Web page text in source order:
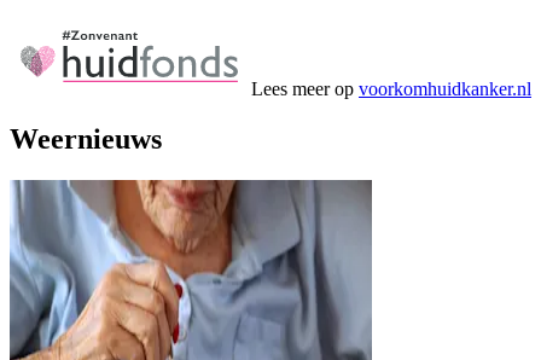
Lees meer op voorkomhuidkanker.nl
Weernieuws